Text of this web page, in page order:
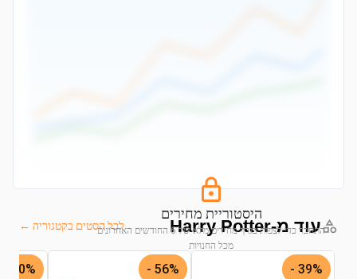
היסטוריית מחירים
התחבר כדי לצפות בגרף מחירים מלא של 6 החודשים האחרונים
מכל החנויות
התחבר לצפייה בגרף
עוד מ-Harry Potter לכל הסטים בקטגוריה ←
39% -
56% -
40% -